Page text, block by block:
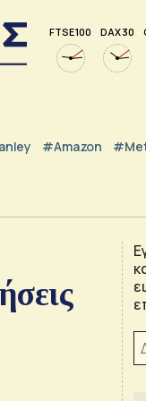
FTSE 100 DAX 30
#Amazon